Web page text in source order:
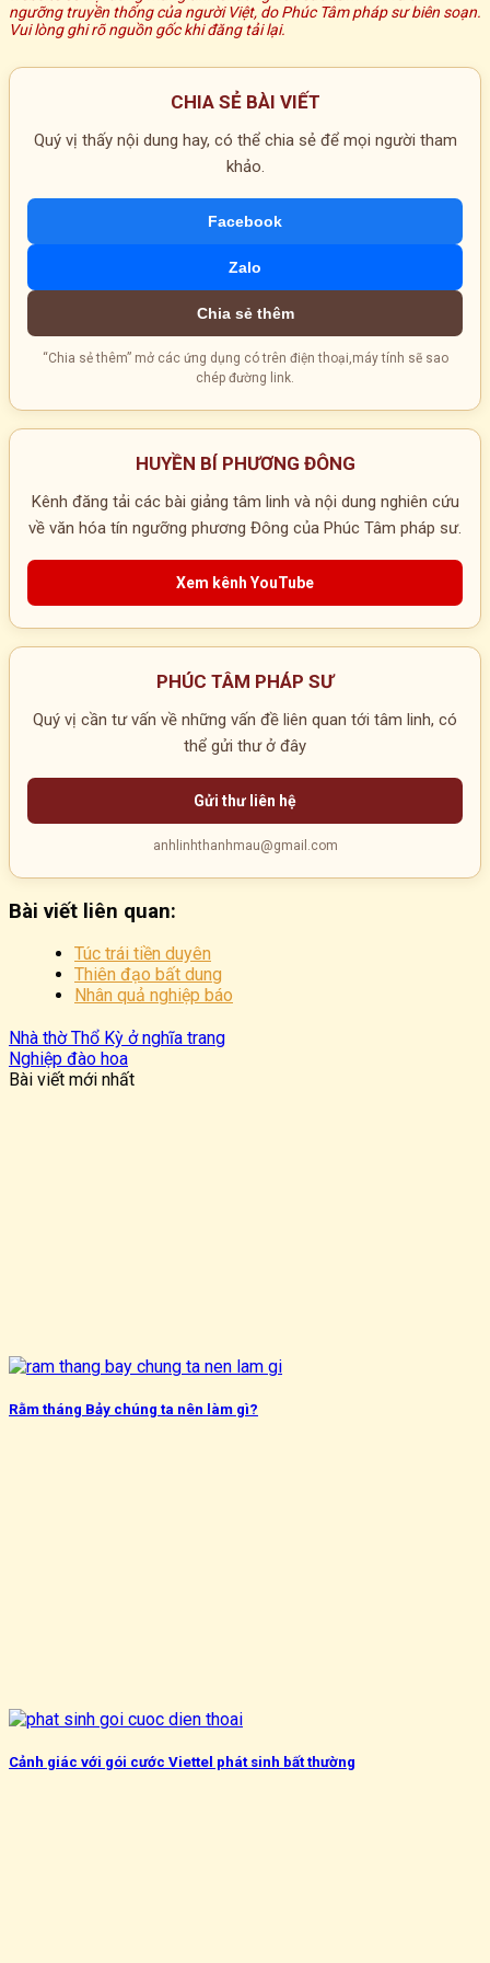
ngưỡng truyền thống của người Việt, do Phúc Tâm pháp sư biên soạn.
Vui lòng ghi rõ nguồn gốc khi đăng tải lại.
CHIA SẺ BÀI VIẾT
Quý vị thấy nội dung hay, có thể chia sẻ để mọi người tham
khảo.
Facebook
Zalo
Chia sẻ thêm
“Chia sẻ thêm” mở các ứng dụng có trên điện thoại,máy tính sẽ sao
chép đường link.
HUYỀN BÍ PHƯƠNG ĐÔNG
Kênh đăng tải các bài giảng tâm linh và nội dung nghiên cứu
về văn hóa tín ngưỡng phương Đông của Phúc Tâm pháp sư.
Xem kênh YouTube
PHÚC TÂM PHÁP SƯ
Quý vị cần tư vấn về những vấn đề liên quan tới tâm linh, có
thể gửi thư ở đây
Gửi thư liên hệ
anhlinhthanhmau@gmail.com
Bài viết liên quan:
Túc trái tiền duyên
Thiên đạo bất dung
Nhân quả nghiệp báo
Nhà thờ Thổ Kỳ ở nghĩa trang
Nghiệp đào hoa
Bài viết mới nhất
Rằm tháng Bảy chúng ta nên làm gì?
Cảnh giác với gói cước Viettel phát sinh bất thường